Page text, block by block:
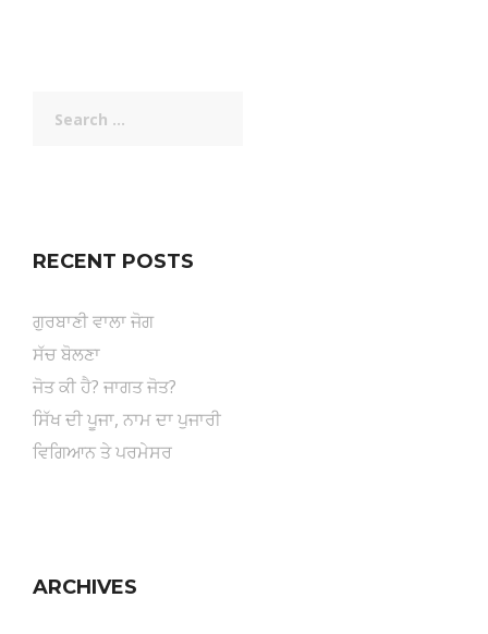
for:
RECENT POSTS
ਗੁਰਬਾਣੀ ਵਾਲਾ ਜੋਗ
ਸੱਚ ਬੋਲਣਾ
ਜੋਤ ਕੀ ਹੈ? ਜਾਗਤ ਜੋਤ?
ਸਿੱਖ ਦੀ ਪੂਜਾ, ਨਾਮ ਦਾ ਪੁਜਾਰੀ
ਵਿਗਿਆਨ ਤੇ ਪਰਮੇਸਰ
ARCHIVES